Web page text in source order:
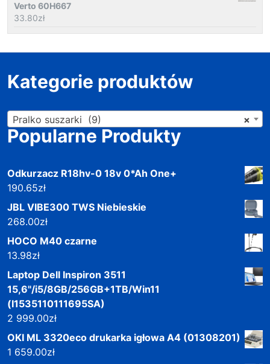
Verto 60H667
33.80zł
Kategorie produktów
×
Pralko suszarki (9)
Popularne Produkty
Odkurzacz R18hv-0 18v 0*Ah One+
190.65zł
JBL VIBE300 TWS Niebieskie
268.00zł
HOCO M40 czarne
13.98zł
Laptop Dell Inspiron 3511
15,6"/i5/8GB/256GB+1TB/Win11
(I1535110111695SA)
2 999.00zł
OKI ML 3320eco drukarka igłowa A4 (01308201)
1 659.00zł